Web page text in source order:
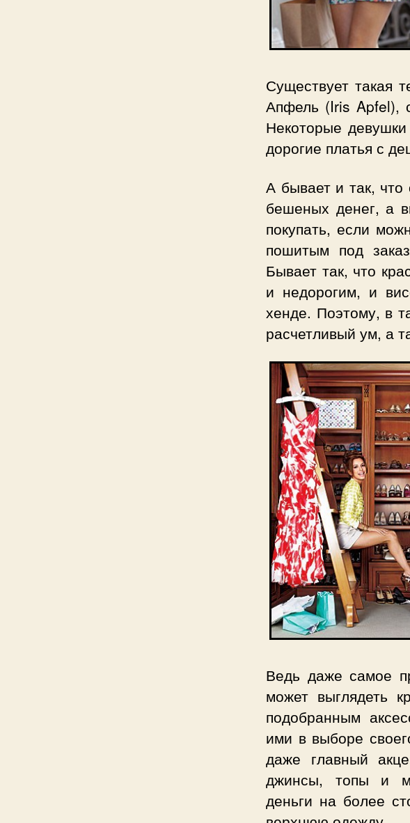
Существует такая
Апфель (Iris Apfel),
Некоторые
дорогие платья с
А бывает и так, что
бешеных денег, а
покупать, если
пошитым под
Бывает так, что
и недорогим, и
хенде. Поэтому, в
расчетливый ум, а
Ведь даже самое
может выглядеть
подобранным
ими в выборе
даже главный
джинсы, топы и
деньги на более